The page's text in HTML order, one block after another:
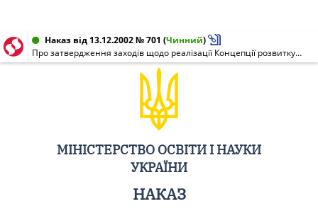
Наказ від 13.12.2002 № 701 (Чинний)
Про затвердження заходів щодо реалізації Концепції розвитку національної системи охорони інтелектуальної власності на 2002 - 2005 роки
МІНІСТЕРСТВО ОСВІТИ І НАУКИ
УКРАЇНИ
НАКАЗ